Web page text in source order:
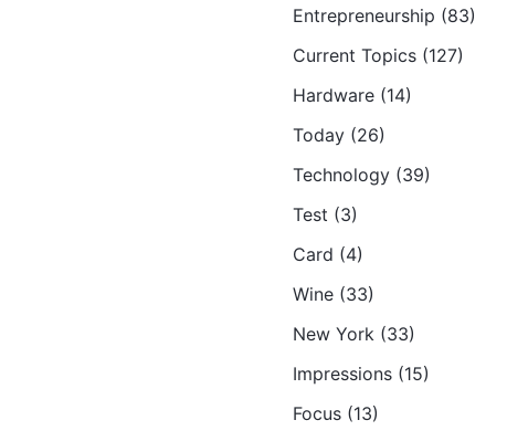
Entrepreneurship (83)
Current Topics (127)
Hardware (14)
Today (26)
Technology (39)
Test (3)
Card (4)
Wine (33)
New York (33)
Impressions (15)
Focus (13)